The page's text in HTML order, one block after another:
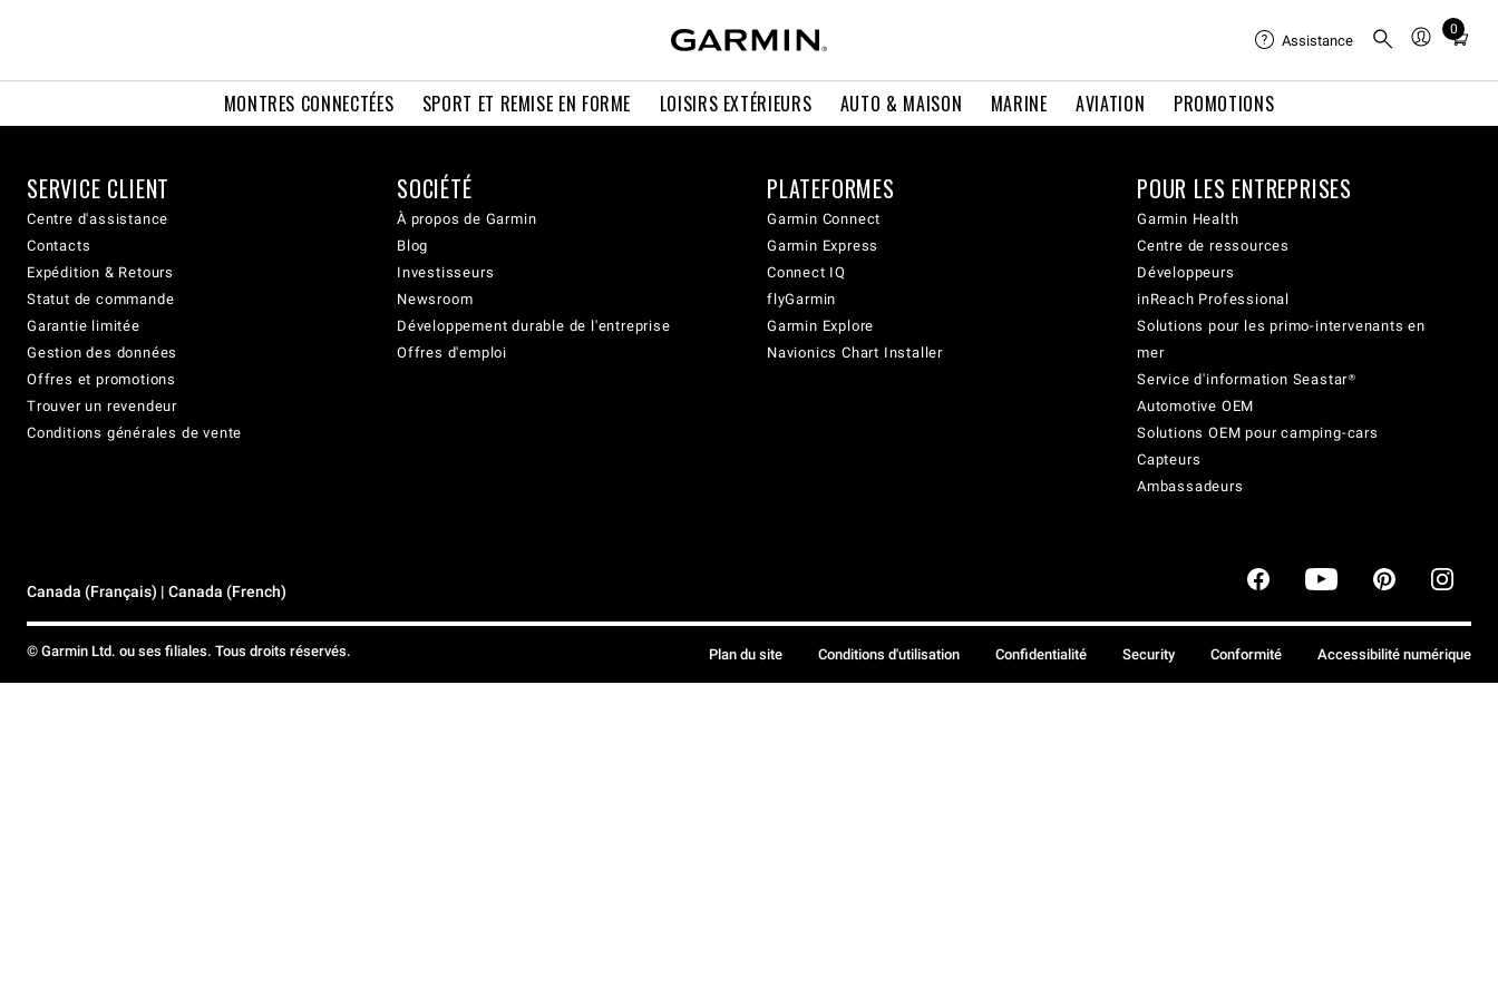
MONTRES CONNECTÉES SPORT ET REMISE EN FORME LOISIRS EXTÉRIEURS AUTO & MAISON MARINE AVIATION PROMOTIONS
Assistance
0
Total
in
SERVICE CLIENT
Centre d'assistance
Contacts
Expédition & Retours
Statut de commande
Garantie limitée
Gestion des données
Offres et promotions
Trouver un revendeur
Conditions générales de vente
SOCIÉTÉ
À propos de Garmin
Blog
Investisseurs
Newsroom
Développement durable de l'entreprise
Offres d'emploi
PLATEFORMES
Garmin Connect
Garmin Express
Connect IQ
flyGarmin
Garmin Explore
Navionics Chart Installer
POUR LES ENTREPRISES
Garmin Health
Centre de ressources
Développeurs
inReach Professional
Solutions pour les primo-intervenants en
mer
Service d'information Seastar®
Automotive OEM
Solutions OEM pour camping-cars
Capteurs
Ambassadeurs
Canada (Français) | Canada (French)
© Garmin Ltd. ou ses filiales. Tous droits réservés. Plan du site Conditions d'utilisation Confidentialité Security Conformité Accessibilité numérique